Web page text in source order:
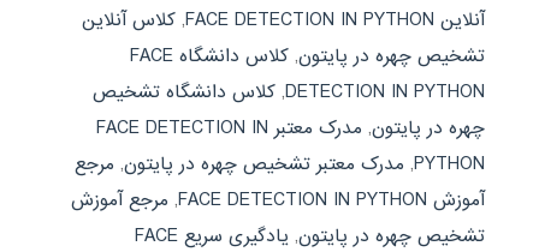
آنلاین FACE DETECTION IN PYTHON
, کلاس آنلاین
تشخیص چهره در پایتون,
کلاس دانشگاه FACE
DETECTION IN PYTHON
, کلاس دانشگاه تشخیص
چهره در پایتون,
مدرک معتبر FACE DETECTION IN
PYTHON
, مدرک معتبر تشخیص چهره در پایتون, مرجع
آموزش FACE DETECTION IN PYTHON
, مرجع آموزش
تشخیص چهره در پایتون,
یادگیری سریع FACE